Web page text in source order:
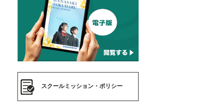
スクールミッション・ポリシー